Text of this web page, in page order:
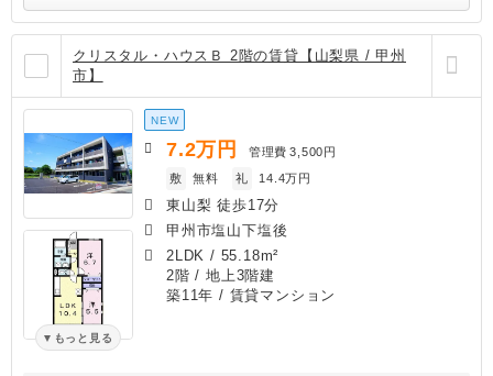
クリスタル・ハウスＢ 2階の賃貸【山梨県 / 甲州
市】
もっと見る
NEW
7.2万円 管理費 3,500円
敷
無料 礼 14.4万円
東山梨 徒歩17分
甲州市塩山下塩後
2LDK / 55.18m²
2階 / 地上3階建
築11年 / 賃貸マンション